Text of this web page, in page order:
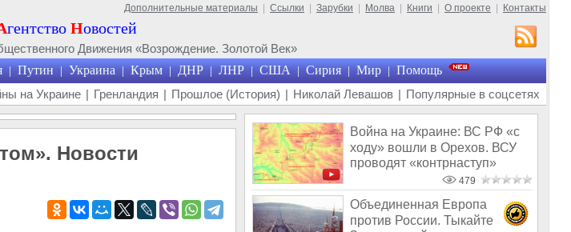
Дополнительные материалы Ссылки Зарубки Молва Книги О проекте Контакты
гентство Новостей
Движения «Возрождение. Золотой Век»
| Путин | Украина | Крым | ДНР | ЛНР | США | Сирия | Мир | Помощь
на Украине | Гренландия | Прошлое (История) | Николай Левашов | Популярные в соцсетях
Новости
Война на Украине: ВС РФ «с
ходу» вошли в Орехов. ВСУ
проводят «контрнаступ»
479
Объединенная Европа
против России. Тыкайте